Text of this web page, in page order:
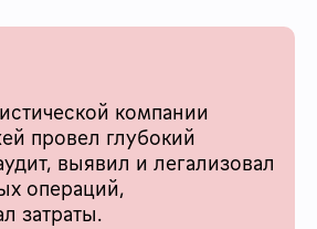
компании
провел глубокий
выявил и легализовал
операций,
затраты.